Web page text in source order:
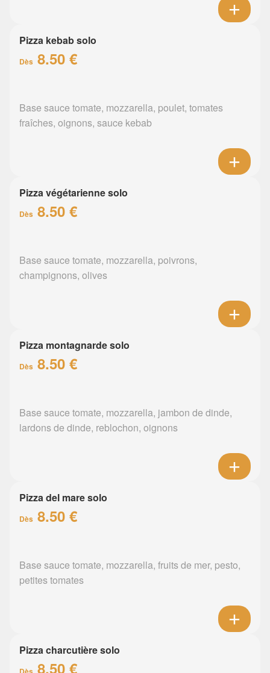
Pizza kebab solo
Dès 8.50 €
Base sauce tomate, mozzarella, poulet, tomates
fraîches, oignons, sauce kebab
Pizza végétarienne solo
Dès 8.50 €
Base sauce tomate, mozzarella, poivrons,
champignons, olives
Pizza montagnarde solo
Dès 8.50 €
Base sauce tomate, mozzarella, jambon de dinde,
lardons de dinde, reblochon, oignons
Pizza del mare solo
Dès 8.50 €
Base sauce tomate, mozzarella, fruits de mer, pesto,
petites tomates
Pizza charcutière solo
8.50 €